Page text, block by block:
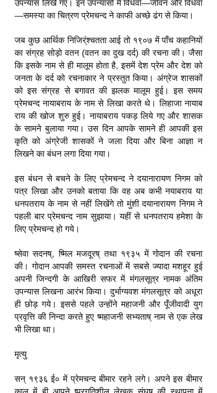
उपन्यास लिखे गए। इन उपन्यासों में विधवा—जीवन और विधवा
—समस्या का चित्रण प्रेमचन्द ने काफी अच्छे ढंग से किया।
जब कुछ आर्थिक निजिर्ंश्चतता आई तो १९०७ में पाँच कहानियों
का संग्रह सोड़ो वतन (वतन का दुख दर्द) की रचना की। जैसा
कि इसके नाम से ही मालूम होता है, इसमें देश प्रेम और देश को
जनता के दर्द को रचनाकार ने प्रस्तुत किया। अंग्रेज शासकों
को इस संग्रह से बगावत की झलक मालूम हुई। इस समय
प्रेमचन्द नायाबराय के नाम से लिखा करते थे। लिहाजा नायाब
राय की खोज शुरु हुई। नायाबराय पकड़ लिये गए और शासक
के सामने बुलाया गया। उस दिन आपके सामने ही आपकी इस
कृति को अंग्रेजी शासकों ने जला दिया और बिना आज्ञा न
लिखने का बंधन लगा दिया गया।
इस बंधन से बचने के लिए प्रेमचन्द ने दयानारायण निगम को
पत्र लिखा और उनको बताया कि वह अब कभी नयाबराय या
धनपतराय के नाम से नहीं लिखेंगे तो मुंशी दयानारायण निगम ने
पहली बार प्रेमचन्द नाम सुझाया। यहीं से धनपतराय हमेशा के
लिए प्रेमचन्द हो गये।
ष्सेवा सदनष्, ष्मिल मजदूरष् तथा १९३५ में गोदान की रचना
की। गोदान आपकी समस्त रचनाओं में सबसे ज्यादा मशहूर हुई
अपनी जिन्दगी के आखिरी सफर में मंगलसूत्र नामक अंतिम
उपन्यास लिखना आरंभ किया। दुर्भाग्यवश मंगलसूत्र को अधूरा
ही छोड़ गये। इससे पहले उन्होंने महाजनी और पूँजीवादी युग
प्रवृत्ति की निन्दा करते हुए ष्महाजनी सभ्यताष् नाम से एक लेख
भी लिखा था।
मृत्यु
सन्‌ १९३६ ई० में प्रेमचन्द बीमार रहने लगे। अपने इस बीमार